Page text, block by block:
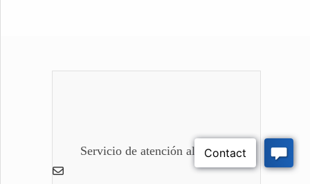
Servicio de atención al cliente